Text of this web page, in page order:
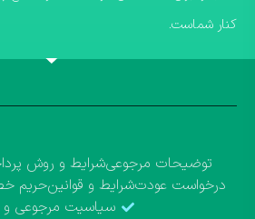
کنار شماست.
توضیحات مرجوعیشرایط و روش
درخواست عودتشرایط و قوانینحریم
سیاسیت مرجوعی